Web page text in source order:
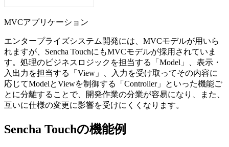
MVCアプリケーション
エンタープライズシステム開発には、MVCモデルが用いら
れますが、Sencha TouchにもMVCモデルが採用されていま
す。処理のビジネスロジックを担当する「Model」、表示・
入出力を担当する「View」、入力を受け取ってその内容に
応じてModelとViewを制御する「Controller」といった機能ご
とに分離することで、開発作業の分業が容易になり、また、
互いに仕様の変更に影響を受けにくくなります。
Sencha Touchの機能例